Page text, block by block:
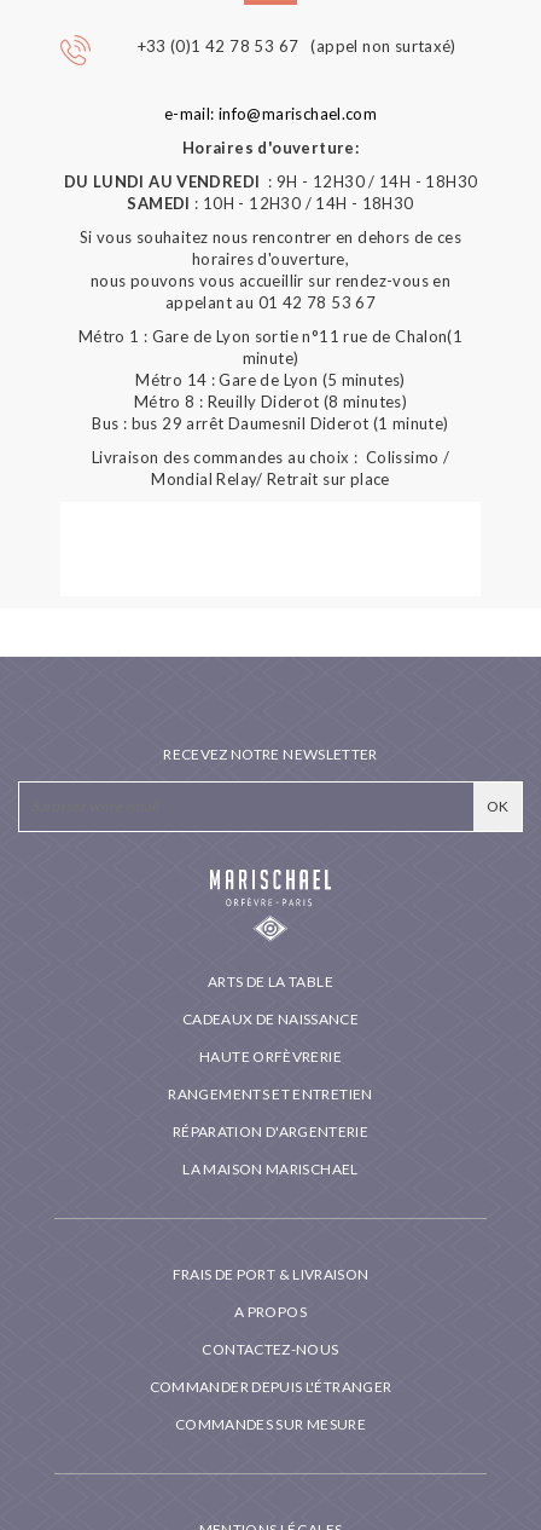
+33 (0)1 42 78 53 67 (appel non surtaxé)
e-mail: info@marischael.com
Horaires d'ouverture:
DU LUNDI AU VENDREDI : 9H - 12H30 / 14H - 18H30
SAMEDI : 10H - 12H30 / 14H - 18H30
Si vous souhaitez nous rencontrer en dehors de ces
horaires d'ouverture,
nous pouvons vous accueillir sur rendez-vous en
appelant au 01 42 78 53 67
Métro 1 : Gare de Lyon sortie n°11 rue de Chalon(1
minute)
Métro 14 : Gare de Lyon (5 minutes)
Métro 8 : Reuilly Diderot (8 minutes)
Bus : bus 29 arrêt Daumesnil Diderot (1 minute)
Livraison des commandes au choix : Colissimo /
Mondial Relay/ Retrait sur place
ARTS DE LA TABLE
CADEAUX DE NAISSANCE
HAUTE ORFÈVRERIE
RANGEMENTS ET ENTRETIEN
RÉPARATION D'ARGENTERIE
LA MAISON MARISCHAEL
FRAIS DE PORT & LIVRAISON
A PROPOS
CONTACTEZ-NOUS
COMMANDER DEPUIS L'ÉTRANGER
COMMANDES SUR MESURE
RECEVEZ NOTRE NEWSLETTER